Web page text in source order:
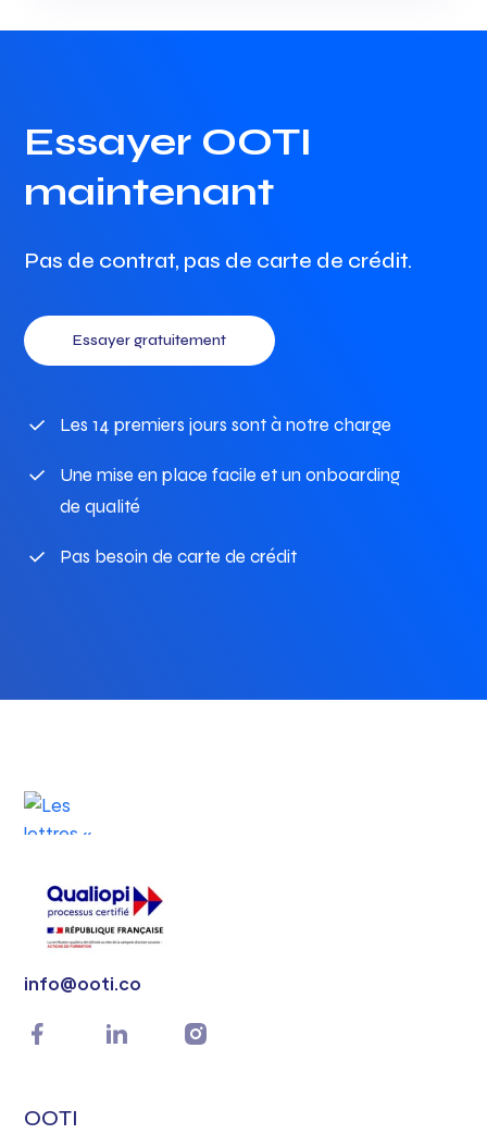
Essayer OOTI
maintenant
Pas de contrat, pas de carte de crédit.
Essayer gratuitement
Les 14 premiers jours sont à notre charge
Une mise en place facile et un onboarding
de qualité
Pas besoin de carte de crédit
info@ooti.co
OOTI